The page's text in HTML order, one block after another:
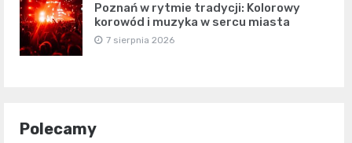
Poznań w rytmie tradycji: Kolorowy
korowód i muzyka w sercu miasta
7 sierpnia 2026
Polecamy